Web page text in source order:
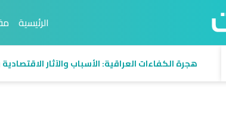
الرئيسية
هجرة الكفاءات العراقية: الأسباب والآثار الاقتصادية